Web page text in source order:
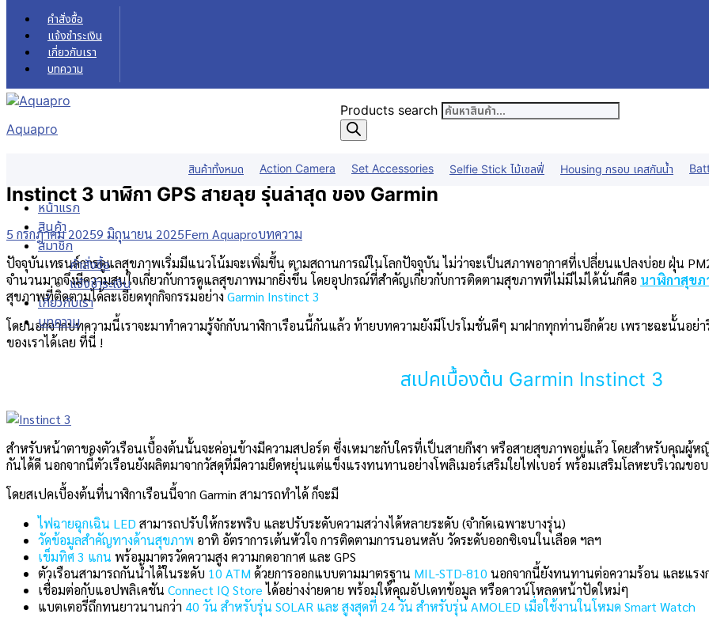
Skip to content
คำสั่งซื้อ
แจ้งชำระเงิน
เกี่ยวกับเรา
บทความ
Aquapro
Products search
สินค้าทั้งหมด Action Camera Set Accessories Selfie Stick ไม้เซลฟี่ Housing กรอบ เคสกันน้ำ
หน้าแรก
สินค้า
สมาชิก
คำสั่งซื้อ
แจ้งชำระเงิน
เกี่ยวกับเรา
บทความ
Instinct 3 นาฬิกา GPS สายลุย รุ่นล่าสุด ของ Garmin
5 กรกฎาคม 20259 มิถุนายน 2025Fern Aquaproบทความ
ปัจจุบันเทรนด์การดูแลสุขภาพเริ่มมีแนวโน้มจะเพิ่มขึ้น ตามสถานการณ์ในโลกปัจจุบัน ไม่ว่าจะเป็นสภาพอากาศที่เปลี่ยนแปลงบ่อย ฝุ่น
จำนวนมากจึงมีความสนใจเกี่ยวกับการดูแลสุขภาพมากยิ่งขึ้น โดยอุปกรณ์ที่สำคัญเกี่ยวกับการติดตามสุขภาพที่ไม่มีไม่ได้นั่นก็คือ นาฬิกาสุข
สุขภาพที่ติดตามได้ละเอียดทุกกิจกรรมอย่างGarmin Instinct 3
โดยนอกจากบทความนี้เราจะมาทำความรู้จักกับนาฬิกาเรือนนี้กันแล้ว ท้ายบทความยังมีโปรโมชั่นดีๆ มาฝากทุกท่านอีกด้วย เพราะฉะนั้นอ
ของเราได้เลย ที่นี่ !
สเปคเบื้องต้น Garmin Instinct 3
สำหรับหน้าตาของตัวเรือนเบื้องต้นนั้นจะค่อนข้างมีความสปอร์ต ซึ่งเหมาะกับใครที่เป็นสายกีฬา หรือสายสุขภาพอยู่แล้ว โดยสำหรับคุณผู้หญิ
กันได้ดี นอกจากนี้ตัวเรือนยังผลิตมาจากวัสดุที่มีความยืดหยุ่นแต่แข็งแรงทนทานอย่างโพลิเมอร์เสริมใยไฟเบอร์ พร้อมเสริมโลหะบริเวณขอ
โดยสเปคเบื้องต้นที่นาฬิกาเรือนนี้จาก Garmin สามารถทำได้ ก็จะมี
ไฟฉายฉุกเฉิน LED สามารถปรับให้กระพริบ และปรับระดับความสว่างได้หลายระดับ (จำกัดเฉพาะบางรุ่น)
วัดข้อมูลสำคัญทางด้านสุขภาพ อาทิ อัตราการเต้นหัวใจ การติดตามการนอนหลับ วัดระดับออกซิเจนในเลือด ฯลฯ
เข็มทิศ 3 แกน พร้อมมาตรวัดความสูง ความกดอากาศ และ GPS
ตัวเรือนสามารถกันน้ำได้ในระดับ 10 ATM ด้วยการออกแบบตามมาตรฐาน MIL-STD-810 นอกจากนี้ยังทนทานต่อความร้อน และแรง
เชื่อมต่อกับแอปพลิเคชัน Connect IQ Storeได้อย่างง่ายดาย พร้อมให้คุณอัปเดทข้อมูล หรือดาวน์โหลดหน้าปัดใหม่ๆ
แบตเตอรี่ถึกทนยาวนานกว่า 40 วัน สำหรับรุ่น SOLAR และ สูงสุดที่ 24 วัน สำหรับรุ่น AMOLED เมื่อใช้งานในโหมด Smart Watch